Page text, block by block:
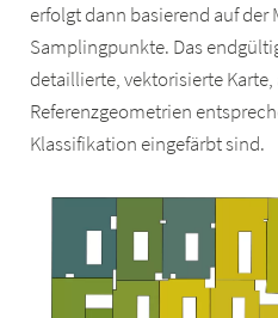
erfolgt dann basierend auf
Samplingpunkte. Das
detaillierte, vektorisierte Karte,
Referenzgeometrien
Klassifikation eingefärbt sind.